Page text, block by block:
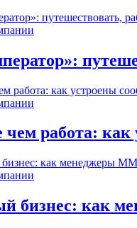
работа: как
бизнес: как